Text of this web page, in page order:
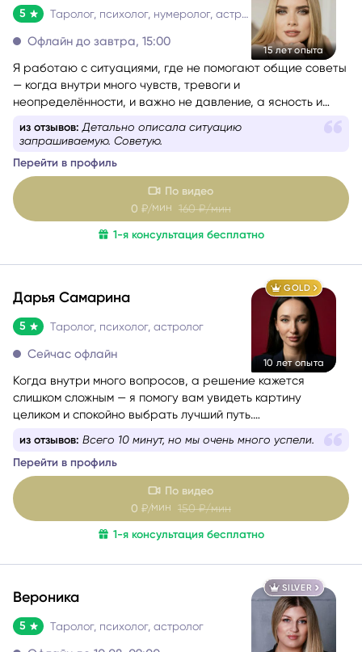
картину происходящего, возможные сценарии развития
событий и помочь найти тот путь, который будет
наиболее честным и благоприятным именно для вас.
После консультации вы уйдёте с пониманием
происходящего, ясным взглядом на ситуацию и
ощущением, что решение больше не кажется таким
сложным.
15 лет опыта
5 Таролог, психолог, нумеролог, астролог
Офлайн до завтра, 15:00
Я работаю с ситуациями, где не помогают общие советы
— когда внутри много чувств, тревоги и
неопределённости, и важно не давление, а ясность и
опора. Моя задача — мягко помочь разобраться и пройти
этот этап спокойно и устойчиво.
из отзывов: Детально описала ситуацию
запрашиваемую. Советую.
Перейти в профиль
По видео
0 ₽/мин 160 ₽/мин
1-я консультация бесплатно
GOLD
10 лет опыта
Дарья Самарина
5 Таролог, психолог, астролог
Сейчас офлайн
Когда внутри много вопросов, а решение кажется
слишком сложным — я помогу вам увидеть картину
целиком и спокойно выбрать лучший путь.
помогая людям проходить сложные этапы жизни
осознанно и с опорой на себя.
из отзывов: Всего 10 минут, но мы очень много успели.
Перейти в профиль
По видео
0 ₽/мин150 ₽/мин
1-я консультация бесплатно
SILVER
Вероника
5 Таролог, психолог, астролог